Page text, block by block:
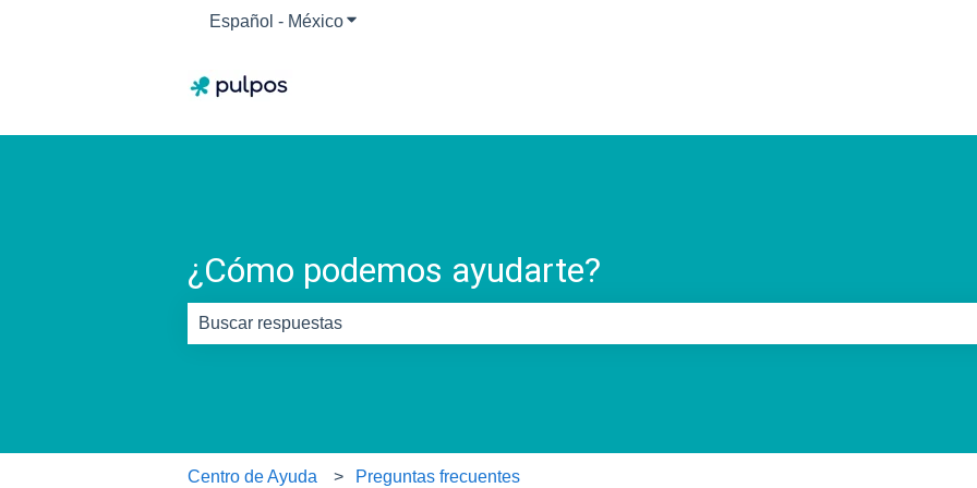
Español - MéxicoTraducciones de Mostrar submenú para
¿Cómo podemos ayudarte?
Centro de Ayuda Preguntas frecuentes